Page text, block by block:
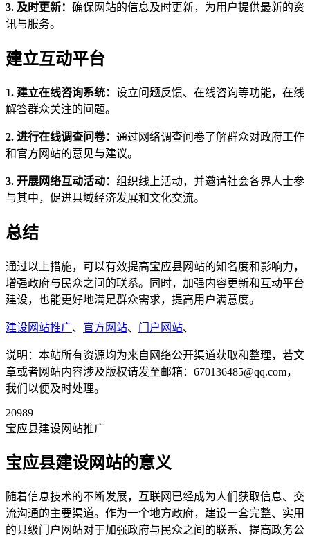
3. 及时更新： 确保网站的信息及时更新，为用户提供最新的资
讯与服务。
建立互动平台
1. 建立在线咨询系统： 设立问题反馈、在线咨询等功能，在线
解答群众关注的问题。
2. 进行在线调查问卷： 通过网络调查问卷了解群众对政府工作
和官方网站的意见与建议。
3. 开展网络互动活动： 组织线上活动，并邀请社会各界人士参
与其中，促进县域经济发展和文化交流。
总结
通过以上措施，可以有效提高宝应县网站的知名度和影响力，
增强政府与民众之间的联系。同时，加强内容更新和互动平台
建设，也能更好地满足群众需求，提高用户满意度。
建设网站推广、 官方网站、 门户网站、
说明：本站所有资源均为来自网络公开渠道获取和整理，若文
章或者网站内容涉及版权请发至邮箱：670136485@qq.com，
我们以便及时处理。
20989
宝应县建设网站推广
宝应县建设网站的意义
随着信息技术的不断发展，互联网已经成为人们获取信息、交
流沟通的主要渠道。作为一个地方政府，建设一套完整、实用
的县级门户网站对于加强政府与民众之间的联系、提高政务公